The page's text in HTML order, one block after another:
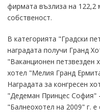
фирмата възлиза на 122,2
собственост.
В категорията "Градски
наградата получи Гранд
"Ваканционен петзвезден
хотел "Мелия Гранд
Наградата за конгресен
"Дедеман Принцес София"
"Балнеохотел на 2009" г.